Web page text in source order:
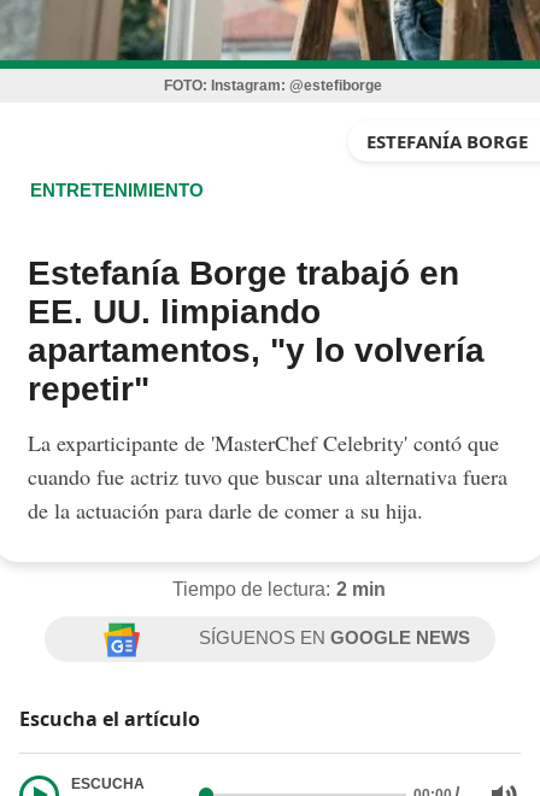
FOTO: Instagram: @estefiborge
ESTEFANÍA BORGE
ENTRETENIMIENTO
Estefanía Borge trabajó en
EE. UU. limpiando
apartamentos, "y lo volvería
repetir"
La exparticipante de 'MasterChef Celebrity' contó que
cuando fue actriz tuvo que buscar una alternativa fuera
de la actuación para darle de comer a su hija.
Tiempo de lectura: 2 min
SÍGUENOS ENGOOGLE NEWS
Escucha el artículo
ESCUCHA